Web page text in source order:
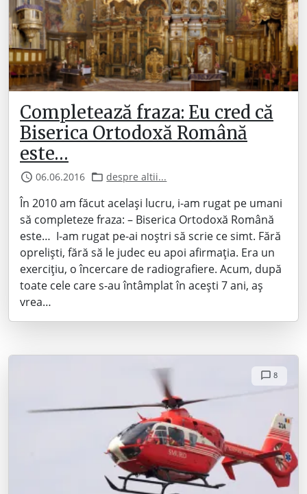
Completează fraza: Eu cred că
Biserica Ortodoxă Română
este…
06.06.2016 despre altii...
În 2010 am făcut același lucru, i-am rugat pe umani
să completeze fraza: – Biserica Ortodoxă Română
este… I-am rugat pe-ai noștri să scrie ce simt. Fără
opreliști, fără să le judec eu apoi afirmația. Era un
exercițiu, o încercare de radiografiere. Acum, după
toate cele care s-au întâmplat în acești 7 ani, aș
vrea…
8